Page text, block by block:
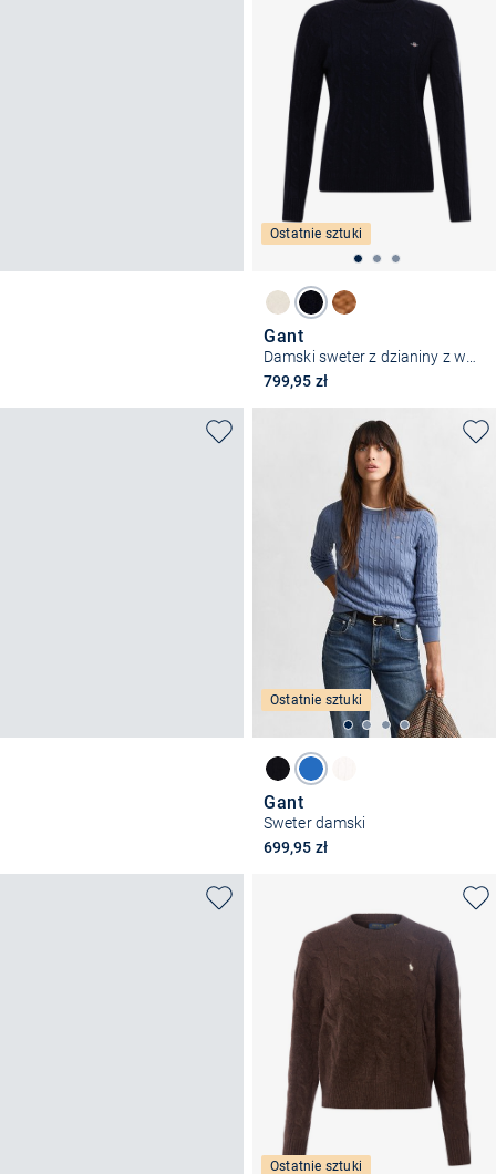
Ostatnie sztuki
Gant
799,95 zł
Ostatnie sztuki
Gant
Sweter damski
699,95 zł
Ostatnie sztuki